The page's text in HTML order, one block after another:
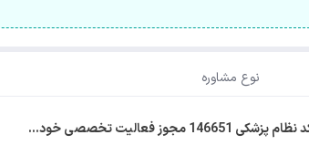
نوع مشاوره
تخصصی خود…